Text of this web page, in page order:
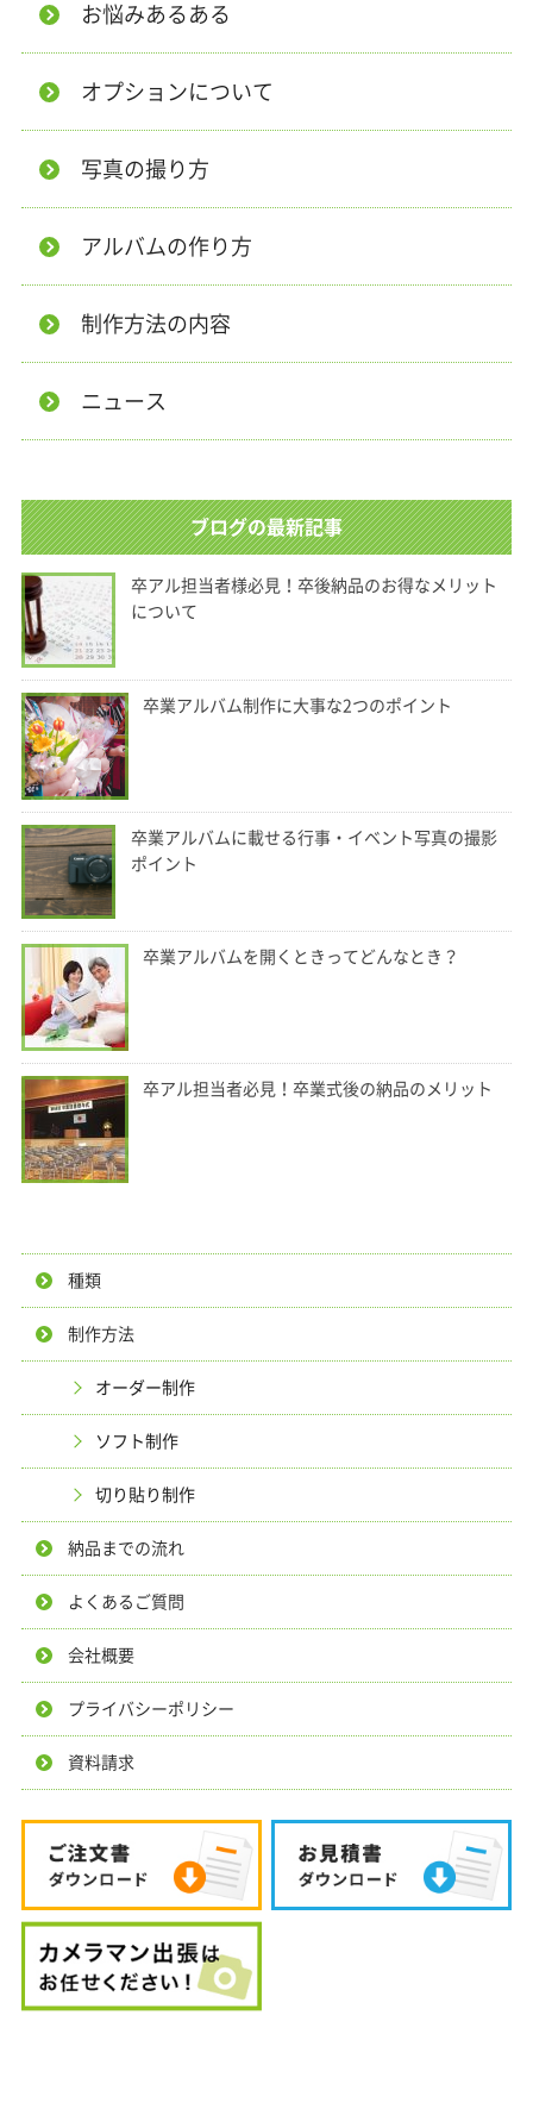
お悩みあるある
オプションについて
写真の撮り方
アルバムの作り方
制作方法の内容
ニュース
ブログの最新記事
卒アル担当者様必見！卒後納品のお得なメリット
について
卒業アルバム制作に大事な2つのポイント
卒業アルバムに載せる行事・イベント写真の撮影
ポイント
卒業アルバムを開くときってどんなとき？
卒アル担当者必見！卒業式後の納品のメリット
種類
制作方法
オーダー制作
ソフト制作
切り貼り制作
納品までの流れ
よくあるご質問
会社概要
プライバシーポリシー
資料請求